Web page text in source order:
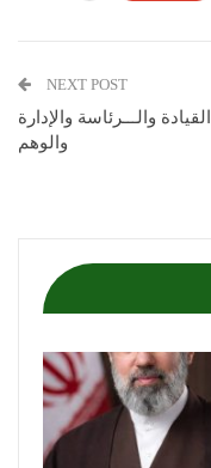
NEXT POST
القيادة والـــرئاسة والإدارة
والوهم